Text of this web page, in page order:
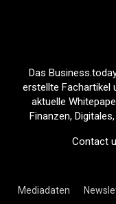
Das
erstellte Fachartikel
aktuelle
Finanzen,
Contact
Mediadaten